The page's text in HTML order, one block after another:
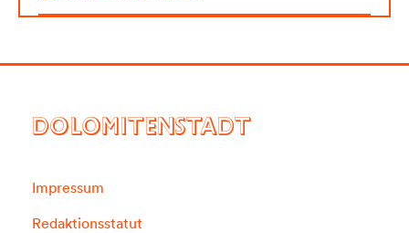
DOLOMITENSTADT
Impressum
Redaktionsstatut